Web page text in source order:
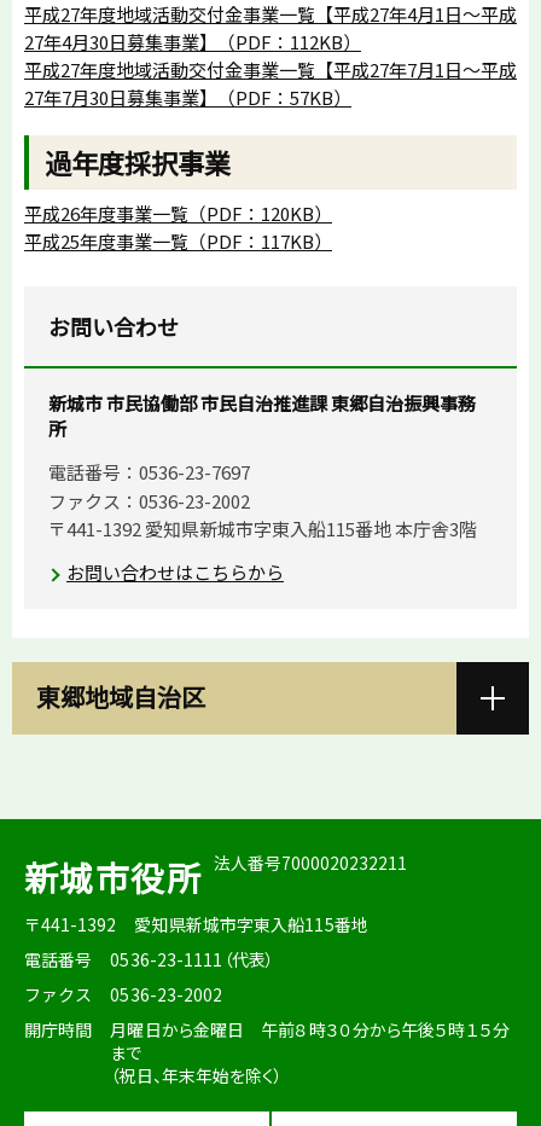
平成27年度地域活動交付金事業一覧【平成27年4月1日～平成
27年4月30日募集事業】（PDF：112KB）
平成27年度地域活動交付金事業一覧【平成27年7月1日～平成
27年7月30日募集事業】（PDF：57KB）
過年度採択事業
平成26年度事業一覧（PDF：120KB）
平成25年度事業一覧（PDF：117KB）
お問い合わせ
新城市 市民協働部 市民自治推進課 東郷自治振興事務
所
電話番号：0536-23-7697
ファクス：0536-23-2002
〒441-1392 愛知県新城市字東入船115番地 本庁舎3階
お問い合わせはこちらから
東郷地域自治区
新城市役所 法人番号7000020232211
〒441-1392
愛知県新城市字東入船115番地
電話番号
0536-23-1111（代表）
ファクス
0536-23-2002
開庁時間
月曜日から金曜日 午前８時３０分から午後５時１５分
まで
（祝日、年末年始を除く）